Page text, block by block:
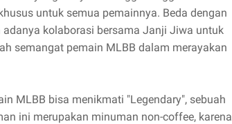
untuk semua pemainnya. Beda dengan
kolaborasi bersama Janji Jiwa untuk
semangat pemain MLBB dalam merayakan
MLBB bisa menikmati "Legendary", sebuah
ini merupakan minuman non-coffee, karena